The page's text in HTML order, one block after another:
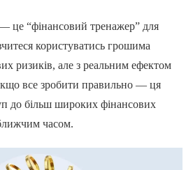
“фінансовий тренажер” для
користуватись грошима
ризиків, але з реальним ефектом
все зробити правильно — ця
до більш широких фінансових
часом.